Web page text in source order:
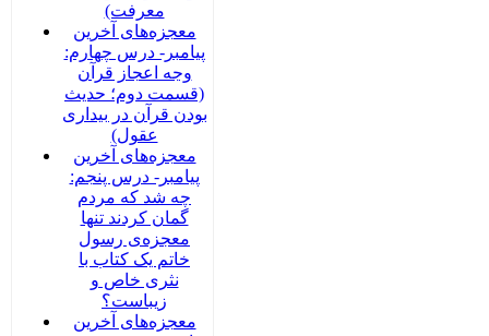
معرفت)
معجزه‌های آخرین
پیامبر- درس چهارم:
وجه اعجاز قرآن
(قسمت دوم؛ حدیث
بودن قرآن در بیداری
عقول)
معجزه‌های آخرین
پیامبر- درس پنجم:
چه شد که مردم
گمان کردند تنها
معجزه‌ی رسول
خاتم یک کتاب با
نثری خاص و
زیباست؟
معجزه‌های آخرین